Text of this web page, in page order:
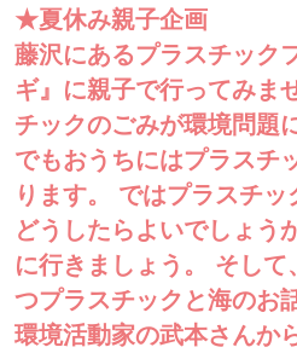
★夏休み親子企画
藤沢にあるプラスチック
ギ』に親子で行ってみま
チックのごみが環境問題
でもおうちにはプラスチ
ります。 ではプラスチ
どうしたらよいでしょう
に行きましょう。 そし
つプラスチックと海のお
環境活動家の武本さんか